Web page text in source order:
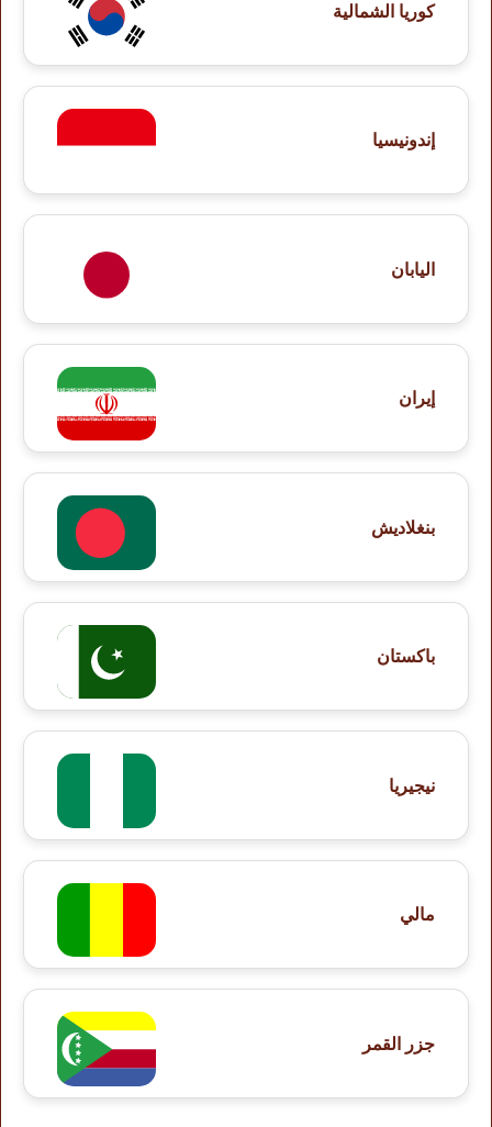
كوريا الشمالية
إندونيسيا
اليابان
إيران
بنغلاديش
باكستان
نيجيريا
مالي
جزر القمر